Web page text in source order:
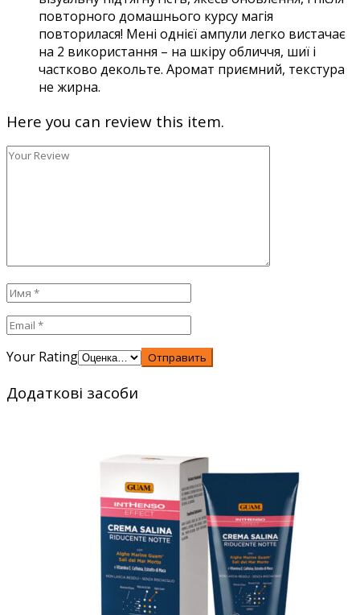
повторного домашнього курсу магія
повторилася! Мені однієї ампули легко вистачає
на 2 використання – на шкіру обличчя, шиї і
частково декольте. Аромат приємний, текстура
не жирна.
Here you can review this item.
Your Rating Отправить
Додаткові засоби